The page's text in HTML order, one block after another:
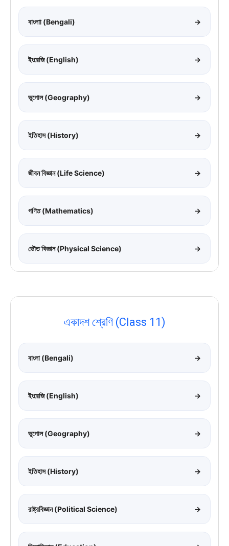
বাংলাা (Bengali) →
ইংরেজি (English) →
ভূগোল (Geography) →
ইতিহাস (History) →
জীবন বিজ্ঞান (Life Science) →
গণিত (Mathematics) →
ভৌত বিজ্ঞান (Physical Science) →
একাদশ শ্রেণি (Class 11)
বাংলা (Bengali) →
ইংরেজি (English) →
ভূগোল (Geography) →
ইতিহাস (History) →
রাষ্ট্রবিজ্ঞান (Political Science) →